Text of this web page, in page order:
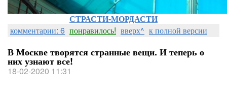
СТРАСТИ-МОРДАСТИ
комментарии: 6 понравилось! вверх^ к полной версии
В Москве творятся странные вещи. И теперь о
них узнают все!
18-02-2020 11:31